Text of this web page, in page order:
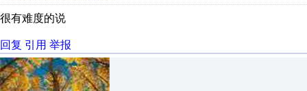
很有难度的说
回复 引用 举报